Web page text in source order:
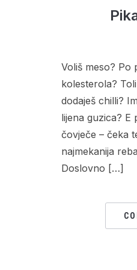
Voliš meso? Po
kolesterola?
dodaješ chilli?
lijena guzica? E
čovječe – čeka
najmekanija
Doslovno […]